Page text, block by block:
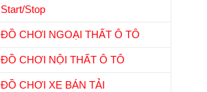
Start/Stop
ĐỒ CHƠI NGOẠI THẤT Ô TÔ
ĐỒ CHƠI NỘI THẤT Ô TÔ
ĐỒ CHƠI XE BÁN TẢI